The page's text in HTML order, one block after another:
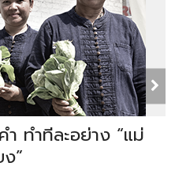
ำทีละอย่าง “แม่
”